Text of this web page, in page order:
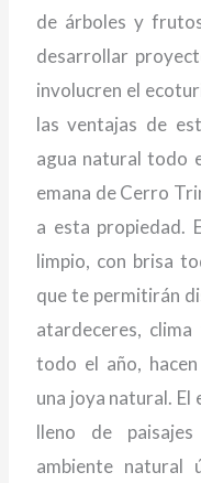
de árboles y
desarrollar
involucren el
las ventajas de
agua natural todo
emana de Cerro
a esta propiedad.
limpio, con brisa
que te permitirán
atardeceres,
todo el año,
una joya natural.
lleno de
ambiente natural